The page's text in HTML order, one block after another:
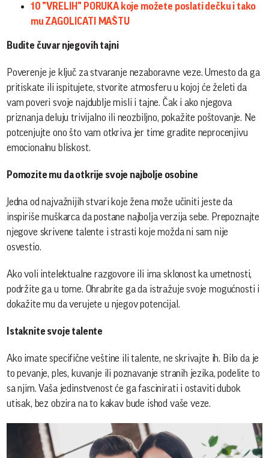
10 "VRELIH" PORUKA koje možete poslati dečku i tako
mu ZAGOLICATI MAŠTU
Budite čuvar njegovih tajni
Poverenje je ključ za stvaranje nezaboravne veze. Umesto da ga
pritiskate ili ispitujete, stvorite atmosferu u kojoj će želeti da
vam poveri svoje najdublje misli i tajne. Čak i ako njegova
priznanja deluju trivijalno ili neozbiljno, pokažite poštovanje. Ne
potcenjujte ono što vam otkriva jer time gradite neprocenjivu
emocionalnu bliskost.
Pomozite mu da otkrije svoje najbolje osobine
Jedna od najvažnijih stvari koje žena može učiniti jeste da
inspiriše muškarca da postane najbolja verzija sebe. Prepoznajte
njegove skrivene talente i strasti koje možda ni sam nije
osvestio.
Ako voli intelektualne razgovore ili ima sklonost ka umetnosti,
podržite ga u tome. Ohrabrite ga da istražuje svoje mogućnosti i
dokažite mu da verujete u njegov potencijal.
Istaknite svoje talente
Ako imate specifične veštine ili talente, ne skrivajte ih. Bilo da je
to pevanje, ples, kuvanje ili poznavanje stranih jezika, podelite to
sa njim. Vaša jedinstvenost će ga fascinirati i ostaviti dubok
utisak, bez obzira na to kakav bude ishod vaše veze.